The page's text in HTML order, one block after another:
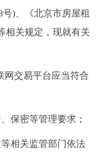
视频北京
日本語
)、《北京市房屋租
相关规定，现就有关
交易平台应当符合
密等管理要求；
相关监管部门依法